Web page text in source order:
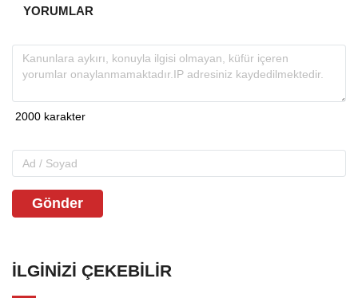
YORUMLAR
Gönder
İLGINIZI ÇEKEBILIR